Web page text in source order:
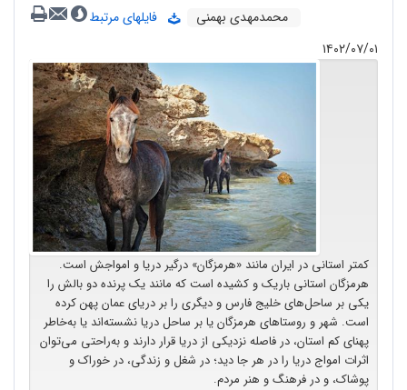
محمدمهدی بهمنی
فایلهای مرتبط
۱۴۰۲/۰۷/۰۱
کمتر استانی در ایران مانند «هرمزگان» درگیر دریا و امواجش است.
هرمزگان استانی باریک و کشیده است که مانند یک پرنده دو بالش را
یکی بر ساحل‌های خلیج فارس و دیگری را بر دریای عمان پهن کرده
‌است. شهر و روستاهای هرمزگان یا بر ساحل دریا نشسته‌اند یا به‌خاطر
پهنای کم استان، در فاصله نزدیکی از دریا قرار دارند و به‌راحتی می‌توان
اثرات امواج دریا را در هر جا دید؛ در شغل و زندگی، در خوراک و
پوشاک، و در فرهنگ و هنر مردم.